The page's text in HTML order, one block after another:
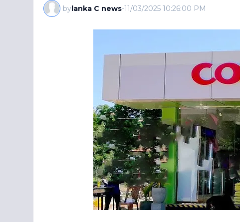
bylanka C news-11/03/2025 10:26:00 PM